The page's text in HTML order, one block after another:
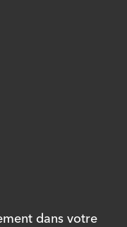
dans votre